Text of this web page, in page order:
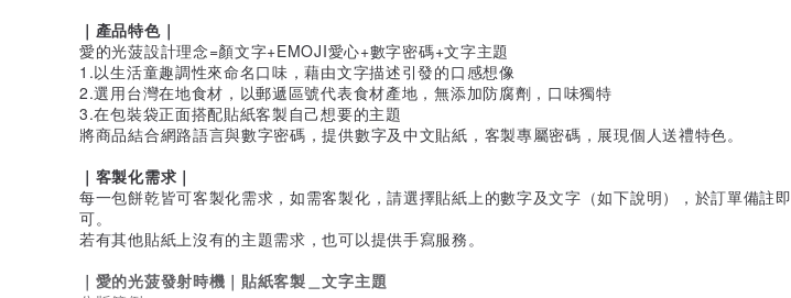
｜產品特色｜
愛的光菠設計理念=顏文字+EMOJI愛心+數字密碼+文字主題
1.以生活童趣調性來命名口味，藉由文字描述引發的口感想像
2.選用台灣在地食材，以郵遞區號代表食材產地，無添加防腐劑，口味獨特
3.在包裝袋正面搭配貼紙客製自己想要的主題
將商品結合網路語言與數字密碼，提供數字及中文貼紙，客製專屬密碼，展現個人送禮特色。
｜客製化需求｜
每一包餅乾皆可客製化需求，如需客製化，請選擇貼紙上的數字及文字（如下說明），於訂單備註即
可。
若有其他貼紙上沒有的主題需求，也可以提供手寫服務。
｜愛的光菠發射時機｜貼紙客製＿文字主題